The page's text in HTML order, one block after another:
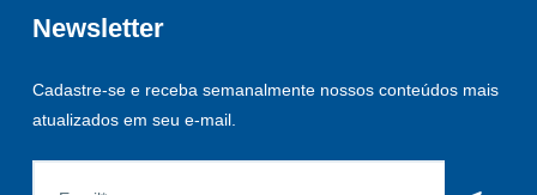
Newsletter
Cadastre-se e receba semanalmente nossos conteúdos mais
atualizados em seu e-mail.